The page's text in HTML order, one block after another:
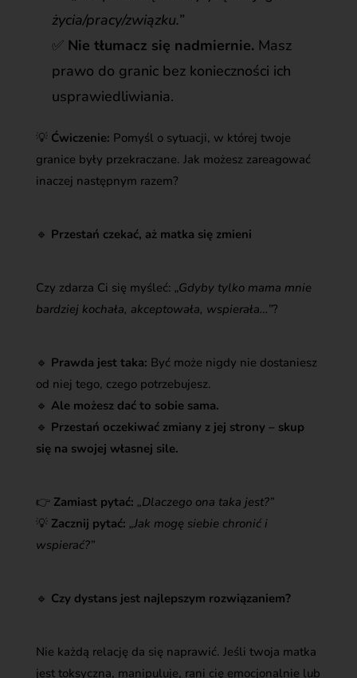
życia/pracy/związku.”
✅ Nie tłumacz się nadmiernie.Masz
prawo do granic bez konieczności ich
usprawiedliwiania.
💡 Ćwiczenie: Pomyśl o sytuacji, w której twoje
granice były przekraczane. Jak możesz zareagować
inaczej następnym razem?
🔹 Przestań czekać, aż matka się zmieni
Czy zdarza Ci się myśleć: „Gdyby tylko mama mnie
bardziej kochała, akceptowała, wspierała…”?
🔹 Prawda jest taka: Być może nigdy nie dostaniesz
od niej tego, czego potrzebujesz.
🔹 Ale możesz dać to sobie sama.
🔹 Przestań oczekiwać zmiany z jej strony – skup
się na swojej własnej sile.
👉 Zamiast pytać: „Dlaczego ona taka jest?”
💡 Zacznij pytać: „Jak mogę siebie chronić i
wspierać?”
🔹 Czy dystans jest najlepszym rozwiązaniem?
Nie każdą relację da się naprawić. Jeśli twoja matka
jest toksyczna, manipuluje, rani cię emocjonalnie lub